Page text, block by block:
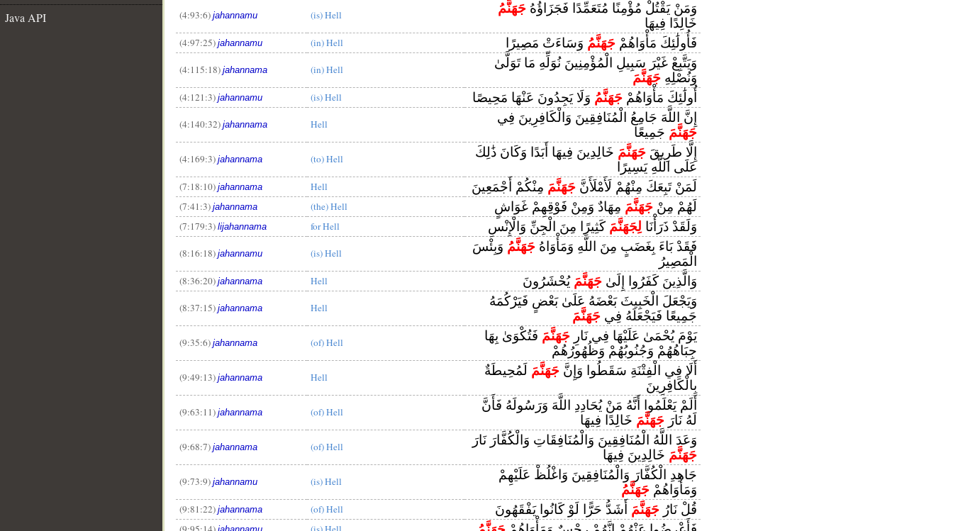
Java API
(4:93:6) jahannamu (is) Hell وَمَنْ يَقْتُلْ مُؤْمِنًا مُتَعَمِّدًا فَجَزَاؤُهُ جَهَنَّمُ
خَالِدًا فِيهَا
(4:97:25) jahannamu (in) Hell فَأُولَٰئِكَ مَأْوَاهُمْ جَهَنَّمُ وَسَاءَتْ مَصِيرًا
(4:115:18) jahannama (in) Hell
وَيَتَّبِعْ غَيْرَ سَبِيلِ الْمُؤْمِنِينَ نُوَلِّهِ مَا تَوَلَّىٰ
وَنُصْلِهِ جَهَنَّمَ
(4:121:3) jahannamu (is) Hell أُولَٰئِكَ مَأْوَاهُمْ جَهَنَّمُ وَلَا يَجِدُونَ عَنْهَا مَحِيصًا
(4:140:32) jahannama Hell
إِنَّ اللَّهَ جَامِعُ الْمُنَافِقِينَ وَالْكَافِرِينَ فِي
جَهَنَّمَ جَمِيعًا
(4:169:3) jahannama (to) Hell إِلَّا طَرِيقَ جَهَنَّمَ خَالِدِينَ فِيهَا أَبَدًا وَكَانَ ذَٰلِكَ
عَلَى اللَّهِ يَسِيرًا
(7:18:10) jahannama Hell لَمَنْ تَبِعَكَ مِنْهُمْ لَأَمْلَأَنَّ جَهَنَّمَ مِنْكُمْ أَجْمَعِينَ
(7:41:3) jahannama (the) Hell لَهُمْ مِنْ جَهَنَّمَ مِهَادٌ وَمِنْ فَوْقِهِمْ غَوَاشٍ
(7:179:3) lijahannama for Hell وَلَقَدْ ذَرَأْنَا لِجَهَنَّمَ كَثِيرًا مِنَ الْجِنِّ وَالْإِنْسِ
(8:16:18) jahannamu (is) Hell فَقَدْ بَاءَ بِغَضَبٍ مِنَ اللَّهِ وَمَأْوَاهُ جَهَنَّمُ وَبِئْسَ
الْمَصِيرُ
(8:36:20) jahannama Hell وَالَّذِينَ كَفَرُوا إِلَىٰ جَهَنَّمَ يُحْشَرُونَ
(8:37:15) jahannama Hell
وَيَجْعَلَ الْخَبِيثَ بَعْضَهُ عَلَىٰ بَعْضٍ فَيَرْكُمَهُ
جَمِيعًا فَيَجْعَلَهُ فِي جَهَنَّمَ
(9:35:6) jahannama (of) Hell يَوْمَ يُحْمَىٰ عَلَيْهَا فِي نَارِ جَهَنَّمَ فَتُكْوَىٰ بِهَا
جِبَاهُهُمْ وَجُنُوبُهُمْ وَظُهُورُهُمْ
(9:49:13) jahannama Hell أَلَا فِي الْفِتْنَةِ سَقَطُوا وَإِنَّ جَهَنَّمَ لَمُحِيطَةٌ
بِالْكَافِرِينَ
(9:63:11) jahannama (of) Hell
أَلَمْ يَعْلَمُوا أَنَّهُ مَنْ يُحَادِدِ اللَّهَ وَرَسُولَهُ فَأَنَّ
لَهُ نَارَ جَهَنَّمَ خَالِدًا فِيهَا
(9:68:7) jahannama (of) Hell
وَعَدَ اللَّهُ الْمُنَافِقِينَ وَالْمُنَافِقَاتِ وَالْكُفَّارَ نَارَ
جَهَنَّمَ خَالِدِينَ فِيهَا
(9:73:9) jahannamu (is) Hell
جَاهِدِ الْكُفَّارَ وَالْمُنَافِقِينَ وَاغْلُظْ عَلَيْهِمْ
وَمَأْوَاهُمْ جَهَنَّمُ
(9:81:22) jahannama (of) Hell قُلْ نَارُ جَهَنَّمَ أَشَدُّ حَرًّا لَوْ كَانُوا يَفْقَهُونَ